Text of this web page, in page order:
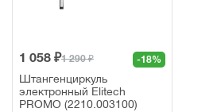
1 058 ₽1 290 ₽ -18%
Штангенциркуль
электронный Elitech
PROMO (2210.003100)